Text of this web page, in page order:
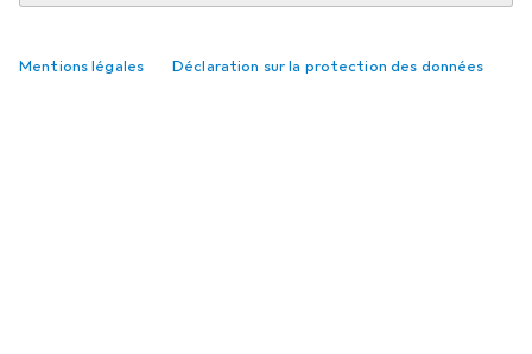
Mentions légales Déclaration sur la protection des données